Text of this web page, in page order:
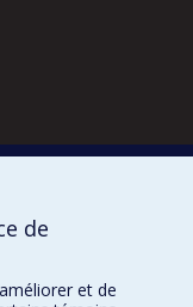
de
et de